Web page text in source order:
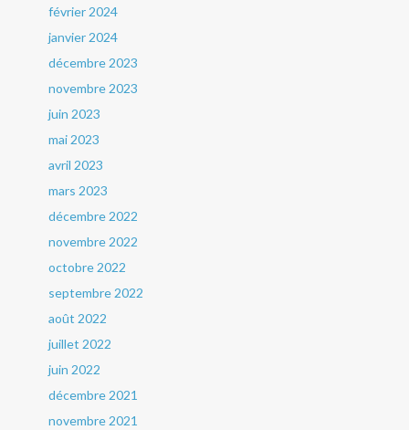
février 2024
janvier 2024
décembre 2023
novembre 2023
juin 2023
mai 2023
avril 2023
mars 2023
décembre 2022
novembre 2022
octobre 2022
septembre 2022
août 2022
juillet 2022
juin 2022
décembre 2021
novembre 2021